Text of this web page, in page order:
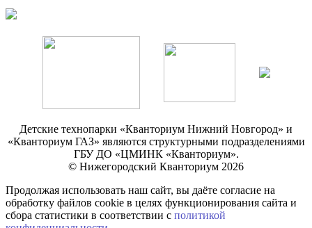
Детские технопарки «Кванториум Нижний Новгород» и
«Кванториум ГАЗ» являются структурными подразделениями
ГБУ ДО «ЦМИНК «Кванториум».
© Нижегородский Кванториум 2026
Продолжая использовать наш сайт, вы даёте согласие на
обработку файлов cookie в целях функционирования сайта и
сбора статистики в соответствии с политикой